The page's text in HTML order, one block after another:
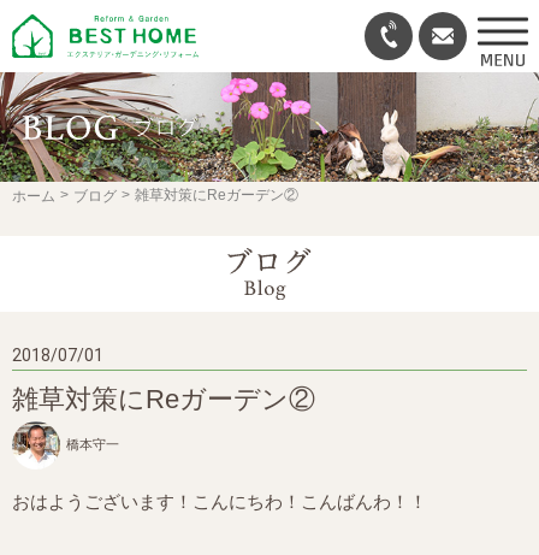
ホーム ブログ 雑草対策にReガーデン②
2018/07/01
雑草対策にReガーデン②
橋本守一
おはようございます！こんにちわ！こんばんわ！！